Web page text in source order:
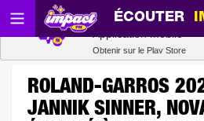
ÉCOUTER
ROLAND-GARROS
JANNIK SINNER,
Radio SCOOP
Obtenir sur le Play Store